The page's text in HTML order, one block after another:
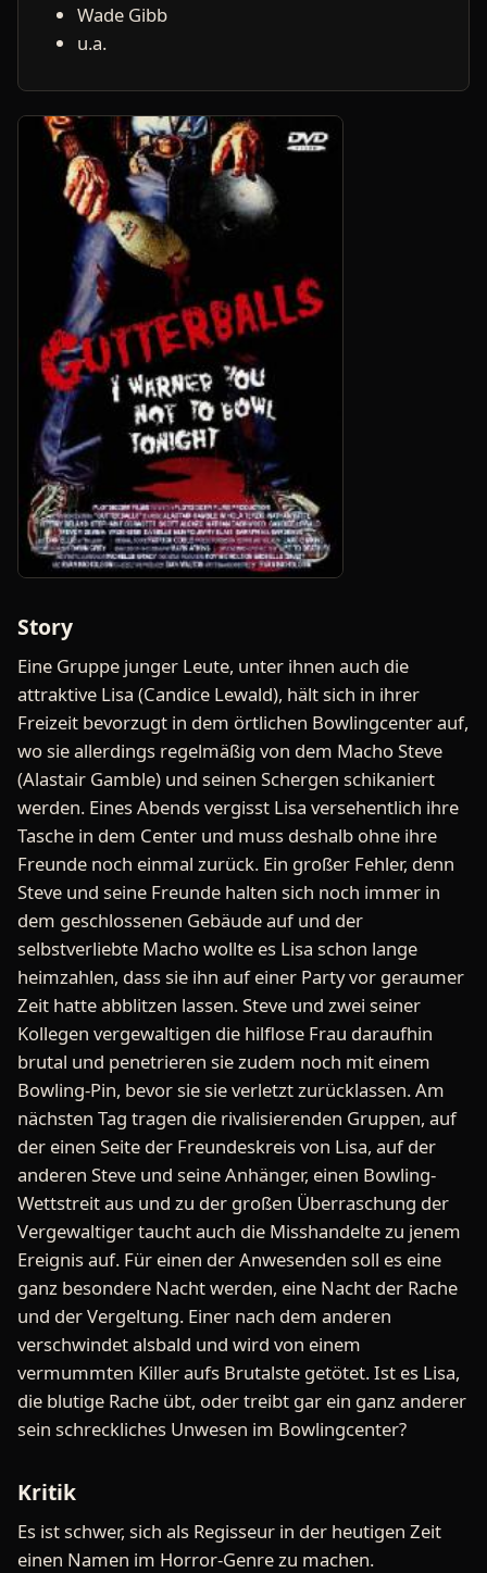
Wade Gibb
u.a.
Story
Eine Gruppe junger Leute, unter ihnen auch die
attraktive Lisa (Candice Lewald), hält sich in ihrer
Freizeit bevorzugt in dem örtlichen Bowlingcenter auf,
wo sie allerdings regelmäßig von dem Macho Steve
(Alastair Gamble) und seinen Schergen schikaniert
werden. Eines Abends vergisst Lisa versehentlich ihre
Tasche in dem Center und muss deshalb ohne ihre
Freunde noch einmal zurück. Ein großer Fehler, denn
Steve und seine Freunde halten sich noch immer in
dem geschlossenen Gebäude auf und der
selbstverliebte Macho wollte es Lisa schon lange
heimzahlen, dass sie ihn auf einer Party vor geraumer
Zeit hatte abblitzen lassen. Steve und zwei seiner
Kollegen vergewaltigen die hilflose Frau daraufhin
brutal und penetrieren sie zudem noch mit einem
Bowling-Pin, bevor sie sie verletzt zurücklassen. Am
nächsten Tag tragen die rivalisierenden Gruppen, auf
der einen Seite der Freundeskreis von Lisa, auf der
anderen Steve und seine Anhänger, einen Bowling-
Wettstreit aus und zu der großen Überraschung der
Vergewaltiger taucht auch die Misshandelte zu jenem
Ereignis auf. Für einen der Anwesenden soll es eine
ganz besondere Nacht werden, eine Nacht der Rache
und der Vergeltung. Einer nach dem anderen
verschwindet alsbald und wird von einem
vermummten Killer aufs Brutalste getötet. Ist es Lisa,
die blutige Rache übt, oder treibt gar ein ganz anderer
sein schreckliches Unwesen im Bowlingcenter?
Kritik
Es ist schwer, sich als Regisseur in der heutigen Zeit
einen Namen im Horror-Genre zu machen.